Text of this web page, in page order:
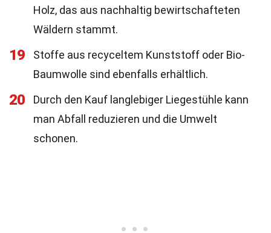
Holz, das aus nachhaltig bewirtschafteten
Wäldern stammt.
19
Stoffe aus recyceltem Kunststoff oder Bio-
Baumwolle sind ebenfalls erhältlich.
20
Durch den Kauf langlebiger Liegestühle kann
man Abfall reduzieren und die Umwelt
schonen.